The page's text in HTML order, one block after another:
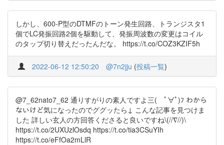
しかし、600-P型のDTMFのトーン発生回路、トランジスタ1
個でLC発振回路2個を駆動して、発振周波数の変更はコイル
のタップ切り替えだったんだな。 https://t.co/COZ3KZIF5h
2022-06-12 12:50:20 @7n2jju (投稿一覧)
@7_62nato7_62 通りすがりの素人ですよ三( ﾟ∀ﾟ)ﾌ わから
ないけど気になったのでググッたら↓ こんな記事を見つけま
した 詳しい玄人の方回答くださると良いですね\(//∇//)\
https://t.co/2UXUzlOsdq https://t.co/tia3CSuYIh
https://t.co/eFfOa2mLlR